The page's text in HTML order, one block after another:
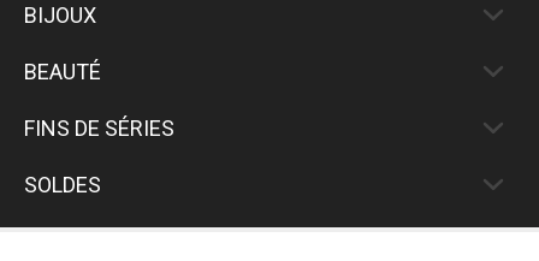
BIJOUX
BEAUTÉ
FINS DE SÉRIES
SOLDES